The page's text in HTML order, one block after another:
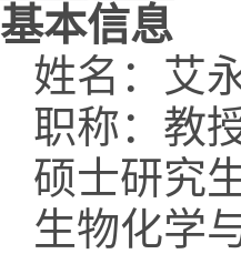
基本信息
姓名：艾
职称：教
硕士研究
生物化学